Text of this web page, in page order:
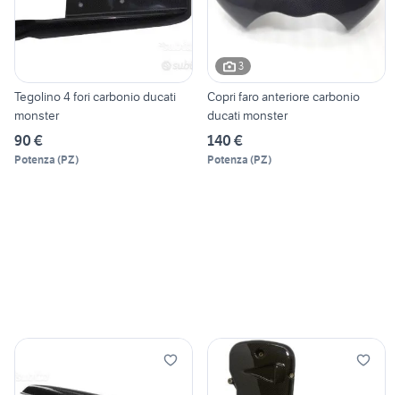
Tegolino 4 fori carbonio ducati
monster
90 €
Potenza (PZ)
3
Copri faro anteriore carbonio
ducati monster
140 €
Potenza (PZ)